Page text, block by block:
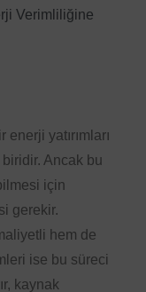
Verimliliğine
yatırımları
biridir. Ancak bu
için
gerekir.
hem de
ise bu süreci
kaynak